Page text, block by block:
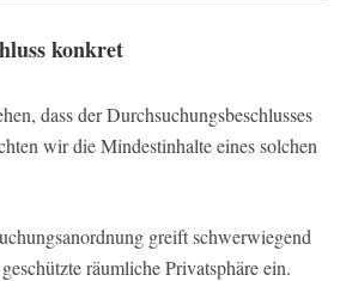
konkret
dass der Durchsuchungsbeschlusses
wir die Mindestinhalte eines solchen
greift schwerwiegend
räumliche Privatsphäre ein.